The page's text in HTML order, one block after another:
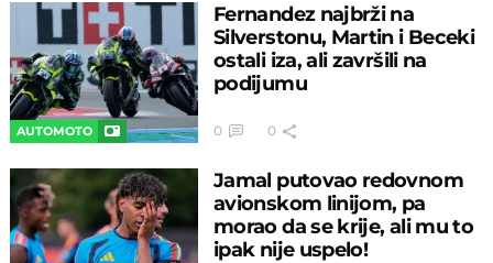
AUTOMOTO
Fernandez najbrži na
Silverstonu, Martin i Beceki
ostali iza, ali završili na
podijumu
0 0
Jamal putovao redovnom
avionskom linijom, pa
morao da se krije, ali mu to
ipak nije uspelo!